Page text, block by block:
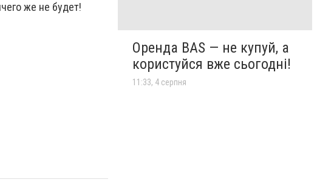
же не будет!
Оренда BAS — не купуй, а
користуйся вже сьогодні!
11:33, 4 серпня